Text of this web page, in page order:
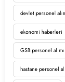
devlet personel
ekonomi haberleri
GSB personel alımı
hastane personel